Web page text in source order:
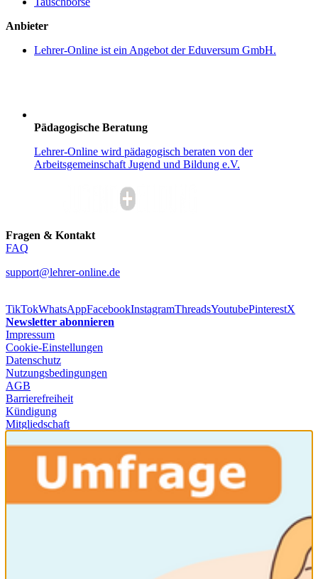
Anbieter
Lehrer-Online ist ein Angebot der Eduversum GmbH.
Pädagogische Beratung
Lehrer-Online wird pädagogisch beraten von der
Arbeitsgemeinschaft Jugend und Bildung e.V.
Fragen & Kontakt
FAQ
support@lehrer-online.de
TikTokWhatsAppFacebookInstagramThreadsYoutubePinterestX
Newsletter abonnieren
Impressum
Cookie-Einstellungen
Datenschutz
Nutzungsbedingungen
AGB
Barrierefreiheit
Kündigung
Mitgliedschaft